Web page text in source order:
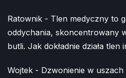
Ratownik - Tlen medyczny to
oddychania, skoncentrowany
butli. Jak dokładnie działa tlen
Wojtek - Dzwonienie w